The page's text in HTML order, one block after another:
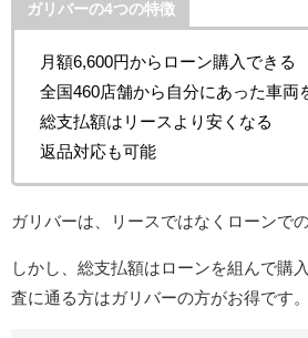
ガリバーの4つの特徴
月額6,600円からローン購入できる
全国460店舗から自分にあった車両
総支払額はリースより安くなる
返品対応も可能
ガリバーは、リースではなくローンで
しかし、総支払額はローンを組んで購
査に通る方はガリバーの方がお得です。